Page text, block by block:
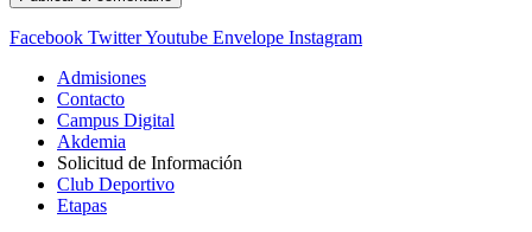
Facebook TwitterYoutube Envelope Instagram
Admisiones
Contacto
Campus Digital
Akdemia
Solicitud de Información
Club Deportivo
Etapas